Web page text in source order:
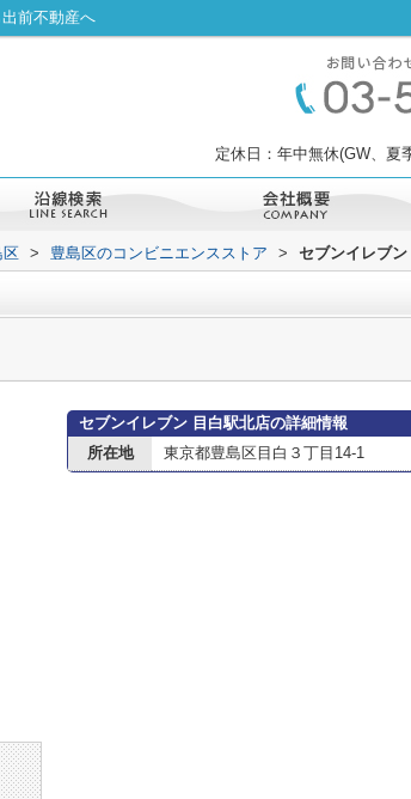
前不動産へ
定休日：年中無休(GW、夏
区 > 豊島区のコンビニエンスストア > セブンイレブ
セブンイレブン 目白駅北店の詳細情報
所在地
東京都豊島区目白３丁目14-1